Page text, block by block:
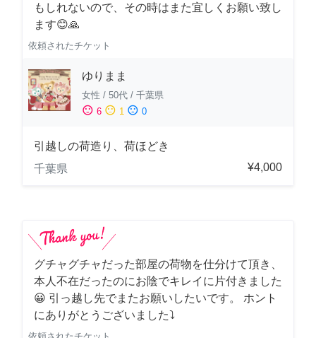
もしれないので、その時はまた宜しくお願い致し
ます😊🙏
依頼されたチケット
ゆりまま
女性 / 50代 / 千葉県
sentiment_satisfied 6 sentiment_neutral 1 sentiment_dissatisfied 0
引越しの荷造り、荷ほどき
千葉県
¥4,000
グチャグチャだった部屋の荷物を仕分けて頂き、
本人不在だったのにお陰でキレイに片付きました
😀 引っ越し先でまたお願いしたいです。 ホント
にありがとうございました⤵